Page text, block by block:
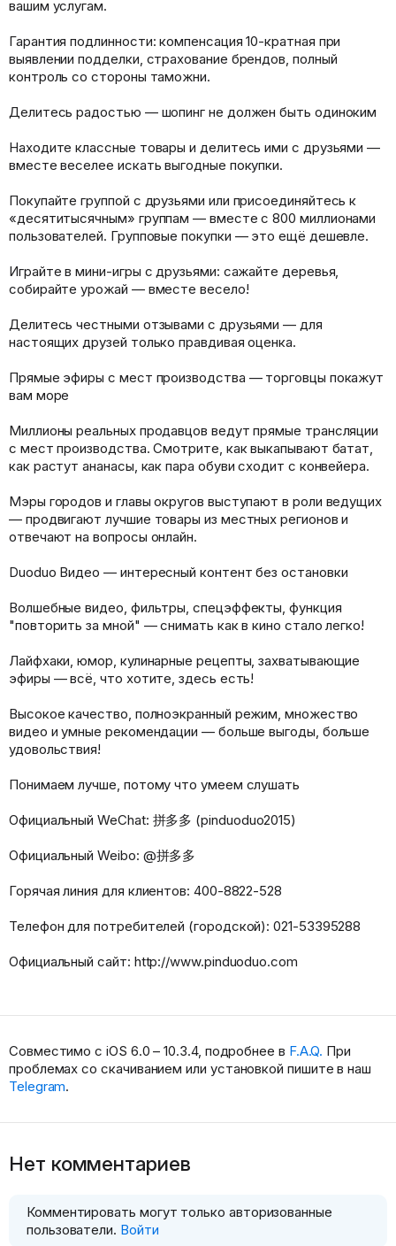
вашим услугам.
Гарантия подлинности: компенсация 10-кратная при
выявлении подделки, страхование брендов, полный
контроль со стороны таможни.
Делитесь радостью — шопинг не должен быть одиноким
Находите классные товары и делитесь ими с друзьями —
вместе веселее искать выгодные покупки.
Покупайте группой с друзьями или присоединяйтесь к
«десятитысячным» группам — вместе с 800 миллионами
пользователей. Групповые покупки — это ещё дешевле.
Играйте в мини-игры с друзьями: сажайте деревья,
собирайте урожай — вместе весело!
Делитесь честными отзывами с друзьями — для
настоящих друзей только правдивая оценка.
Прямые эфиры с мест производства — торговцы покажут
вам море
Миллионы реальных продавцов ведут прямые трансляции
с мест производства. Смотрите, как выкапывают батат,
как растут ананасы, как пара обуви сходит с конвейера.
Мэры городов и главы округов выступают в роли ведущих
— продвигают лучшие товары из местных регионов и
отвечают на вопросы онлайн.
Duoduo Видео — интересный контент без остановки
Волшебные видео, фильтры, спецэффекты, функция
"повторить за мной" — снимать как в кино стало легко!
Лайфхаки, юмор, кулинарные рецепты, захватывающие
эфиры — всё, что хотите, здесь есть!
Высокое качество, полноэкранный режим, множество
видео и умные рекомендации — больше выгоды, больше
удовольствия!
Понимаем лучше, потому что умеем слушать
Официальный WeChat: 拼多多 (pinduoduo2015)
Официальный Weibo: @拼多多
Горячая линия для клиентов: 400-8822-528
Телефон для потребителей (городской): 021-53395288
Официальный сайт: http://www.pinduoduo.com
Совместимо с iOS 6.0 – 10.3.4, подробнее в F.A.Q. При
проблемах со скачиванием или установкой пишите в наш
Telegram.
Нет комментариев
Комментировать могут только авторизованные
пользователи. Войти